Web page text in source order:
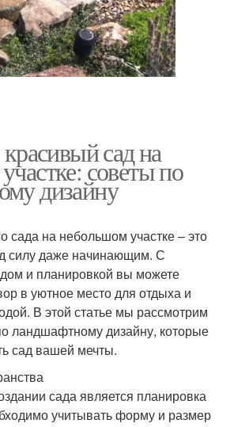
сад на
советы по
дизайну
сада на небольшом участке – это
силу даже начинающим. С
и планировкой вы можете
в уютное место для отдыха и
В этой статье мы рассмотрим
ландшафтному дизайну, которые
сад вашей мечты.
сада является планировка
учитывать форму и размер